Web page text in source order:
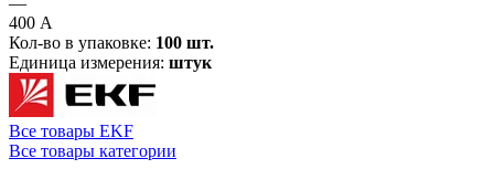
400 А
Кол-во в упаковке: 100 шт.
Единица измерения: штук
Все товары EKF
Все товары категории